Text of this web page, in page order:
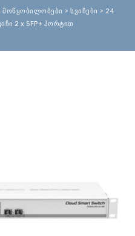
მოწყობილობები > სვიჩები > 24
2 x SFP+ პორტით